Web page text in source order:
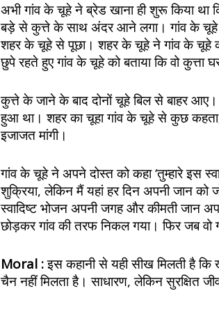
अभी गांव के चूहे ने ब्रेड खाना ही शुरू किया
बड़े से कुत्ते के साथ अंदर आने लगा। गांव के
शहर के चूहे से पूछा। शहर के चूहे ने गांव के चूहे
छुपे रहते हुए गांव के चूहे को बताया कि वो कुत्ता
कुत्ते के जाने के बाद दोनों चूहे बिल से बाहर आए।
हुआ था। शहर का चूहा गांव के चूहे से कुछ
इजाजत मांगी।
गांव के चूहे ने अपने दोस्त को कहा ‘तुम्हारे इस
शुक्रिया, लेकिन मैं यहां हर दिन अपनी जान को
स्वादिष्ट भोजन अपनी जगह और कीमती जान
छोड़कर गांव की तरफ निकल गया। फिर जब वो
Moral :इस कहानी से यही सीख मिलती है
चैन नहीं मिलता है। साधारण, लेकिन सुरक्षित